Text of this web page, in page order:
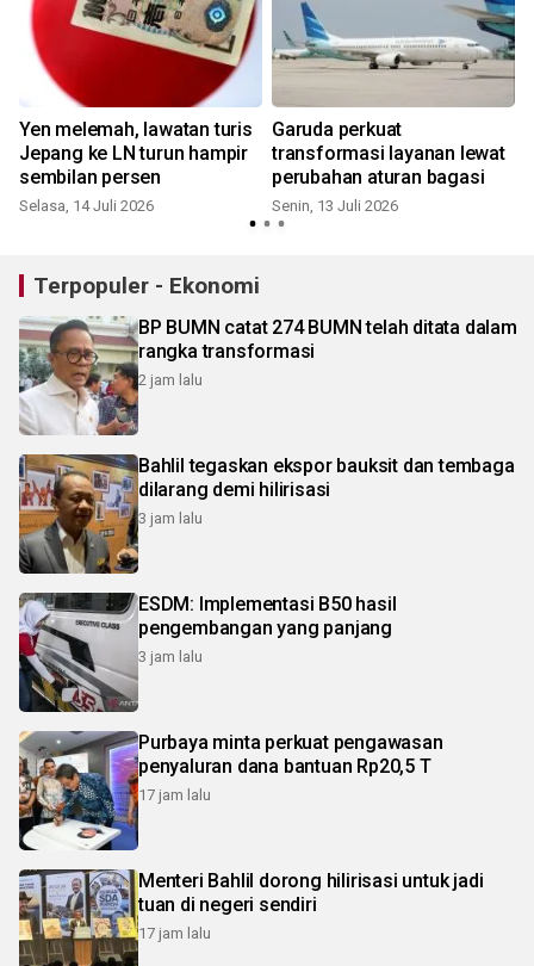
Yen melemah, lawatan turis
Jepang ke LN turun hampir
sembilan persen
Selasa, 14 Juli 2026
Garuda perkuat
transformasi layanan lewat
perubahan aturan bagasi
Senin, 13 Juli 2026
Terpopuler - Ekonomi
BP BUMN catat 274 BUMN telah ditata dalam
rangka transformasi
2 jam lalu
Bahlil tegaskan ekspor bauksit dan tembaga
dilarang demi hilirisasi
3 jam lalu
ESDM: Implementasi B50 hasil
pengembangan yang panjang
3 jam lalu
Purbaya minta perkuat pengawasan
penyaluran dana bantuan Rp20,5 T
17 jam lalu
Menteri Bahlil dorong hilirisasi untuk jadi
tuan di negeri sendiri
17 jam lalu